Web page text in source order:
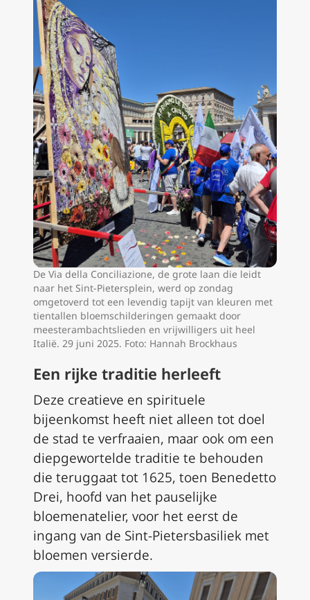
De Via della Conciliazione, de grote laan die leidt
naar het Sint-Pietersplein, werd op zondag
omgetoverd tot een levendig tapijt van kleuren met
tientallen bloemschilderingen gemaakt door
meesterambachtslieden en vrijwilligers uit heel
Italië. 29 juni 2025. Foto: Hannah Brockhaus
Een rijke traditie herleeft
Deze creatieve en spirituele
bijeenkomst heeft niet alleen tot doel
de stad te verfraaien, maar ook om een
diepgewortelde traditie te behouden
die teruggaat tot 1625, toen Benedetto
Drei, hoofd van het pauselijke
bloemenatelier, voor het eerst de
ingang van de Sint-Pietersbasiliek met
bloemen versierde.